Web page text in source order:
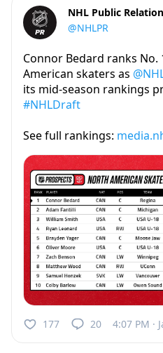
NHL Public
@NHLPR
Connor Bedard ranks
American skaters as
its mid-season rankings
#NHLDraft
See full rankings:
177 20 4:07 PM ·